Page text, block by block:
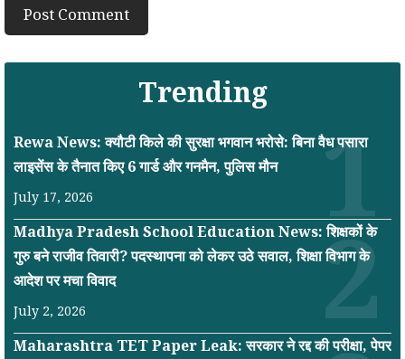
Trending
Rewa News: क्यौटी किले की सुरक्षा भगवान भरोसे: बिना वैध पसारा
लाइसेंस के तैनात किए 6 गार्ड और गनमैन, पुलिस मौन
July 17, 2026
Madhya Pradesh School Education News: शिक्षकों के
गुरु बने राजीव तिवारी? पदस्थापना को लेकर उठे सवाल, शिक्षा विभाग के
आदेश पर मचा विवाद
July 2, 2026
Maharashtra TET Paper Leak: सरकार ने रद्द की परीक्षा, पेपर